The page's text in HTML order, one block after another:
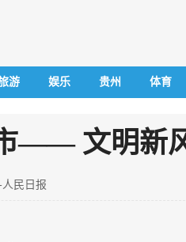
游 娱乐 贵州 体育
—— 文明新
民日报